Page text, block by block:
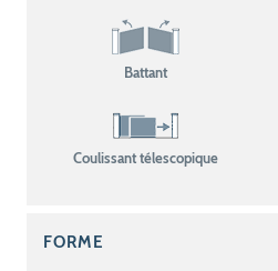
Battant
Coulissant télescopique
FORME